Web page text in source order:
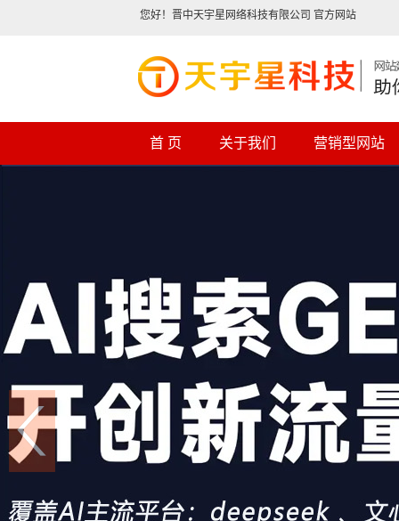
您好！晋中天宇星网络科技有限公司 官方网站
首 页 关于我们 营销型网站